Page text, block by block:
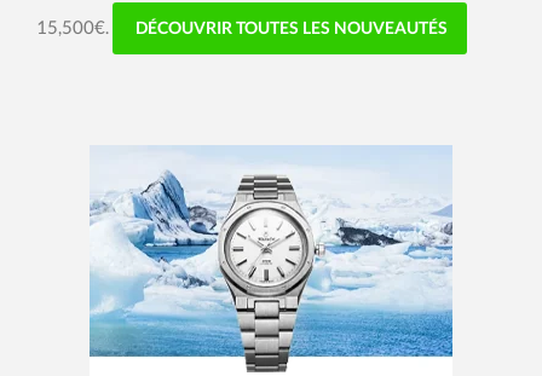
15,500€.
DÉCOUVRIR TOUTES LES NOUVEAUTÉS